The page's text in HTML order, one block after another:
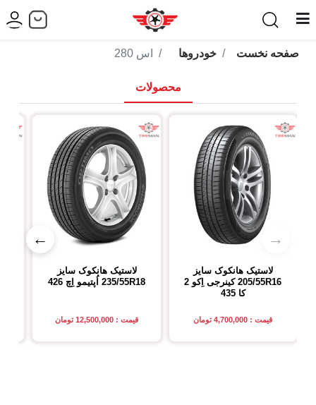
صفحه نخست خودروها اس 280
محصولات
→
←
لاستیک هانکوک سایز
205/55R16
کینرجی اِکو 2
کا 435
قیمت : 4,700,000 تومان
لاستیک هانکوک سایز
235/55R18 اُپتیمو اِچ 426
قیمت : 12,500,000 تومان